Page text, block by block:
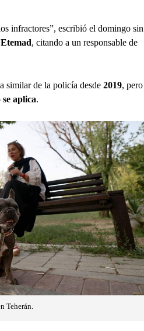
infractores”, escribió el domingo sin
Etemad, citando a un responsable de
similar de la policía desde 2019, pero
aplica.
Teherán.